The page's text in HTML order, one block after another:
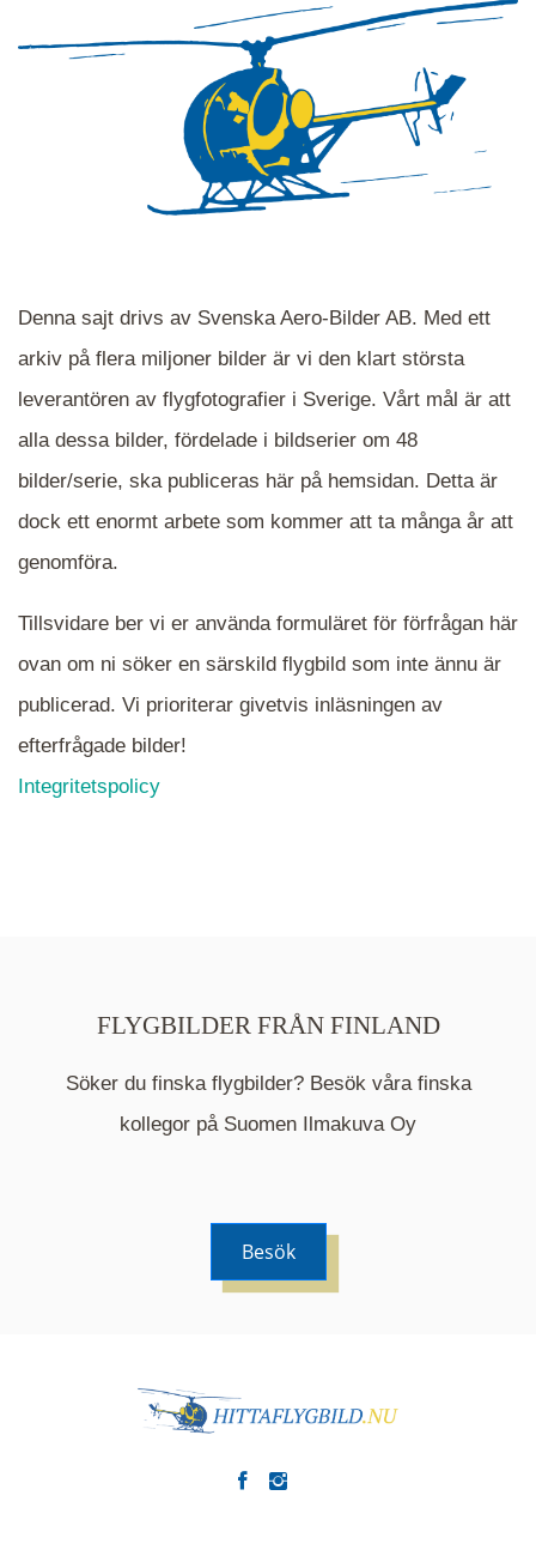
När du ser blåa, röda eller gröna mappar är det
en serie i varje. Dra i kartan för att komma
närmare det område Du söker och klicka på
mappen.
Mappen är en medelpunkt över fotat område och
kommer nu visa de fastigheter som finns just här.
Denna sajt drivs av Svenska Aero-Bilder AB. Med ett
arkiv på flera miljoner bilder är vi den klart största
leverantören av flygfotografier i Sverige. Vårt mål är att
alla dessa bilder, fördelade i bildserier om 48
bilder/serie, ska publiceras här på hemsidan. Detta är
dock ett enormt arbete som kommer att ta många år att
genomföra.
Tillsvidare ber vi er använda formuläret för förfrågan här
ovan om ni söker en särskild flygbild som inte ännu är
publicerad. Vi prioriterar givetvis inläsningen av
efterfrågade bilder!
Integritetspolicy
FLYGBILDER FRÅN FINLAND
Söker du finska flygbilder? Besök våra finska
kollegor på Suomen Ilmakuva Oy
Besök